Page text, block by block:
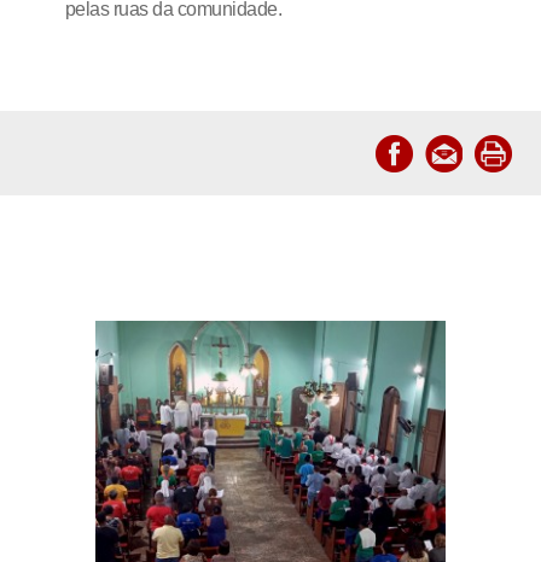
pelas ruas da comunidade.
Notícias relacionadas